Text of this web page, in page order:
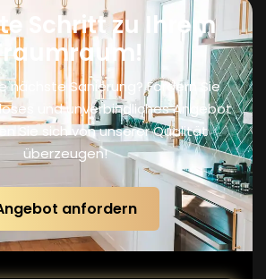
Schritt zu Ihrem
nächste Sanierung? Fordern Sie
und unverbindliches Angebot
Sie sich von unserer Qualität
überzeugen!
anfordern